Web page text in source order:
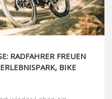
RADFAHRER FREUEN
BIKE